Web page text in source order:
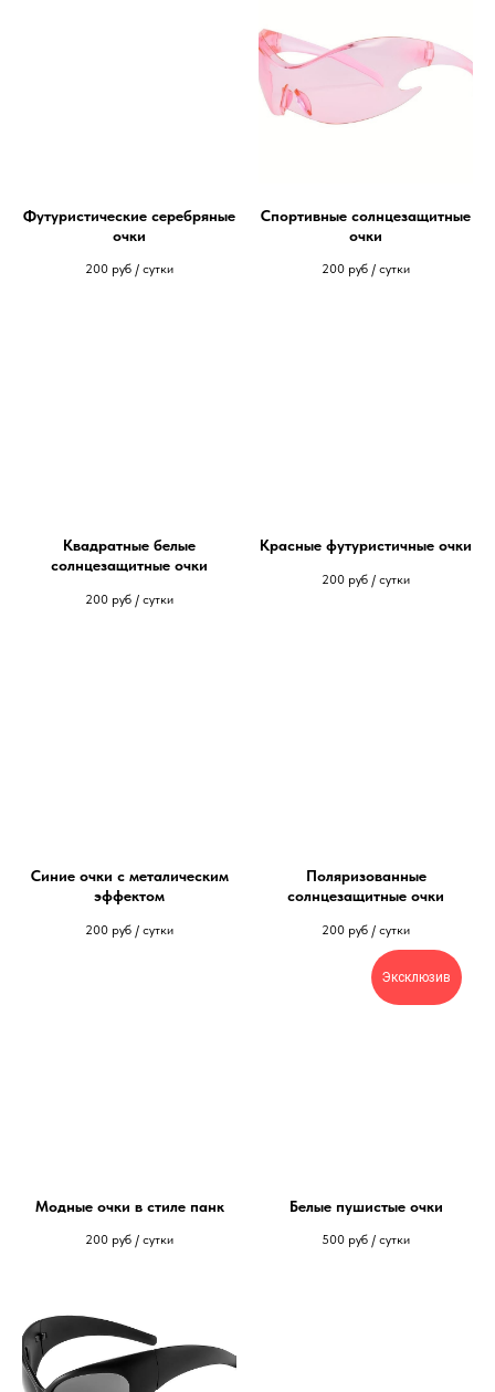
Футуристические серебряные
очки
200 руб / сутки
Спортивные солнцезащитные
очки
200 руб / сутки
Квадратные белые
солнцезащитные очки
200 руб / сутки
Красные футуристичные очки
200 руб / сутки
Синие очки с металическим
эффектом
200 руб / сутки
Поляризованные
солнцезащитные очки
200 руб / сутки
Модные очки в стиле панк
200 руб / сутки
Эксклюзив
Белые пушистые очки
500 руб / сутки